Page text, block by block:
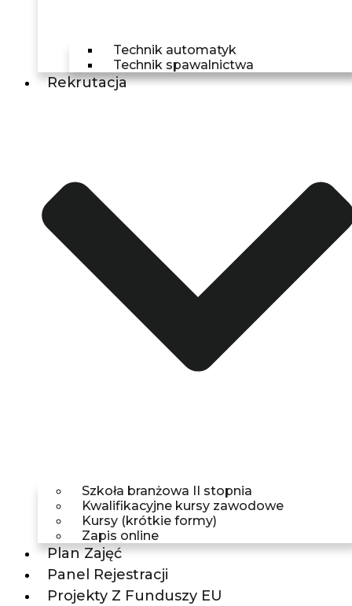
Technik automatyk
Technik spawalnictwa
Rekrutacja
Szkoła branżowa II stopnia
Kwalifikacyjne kursy zawodowe
Kursy (krótkie formy)
Zapis online
Plan Zajęć
Panel Rejestracji
Projekty Z Funduszy EU